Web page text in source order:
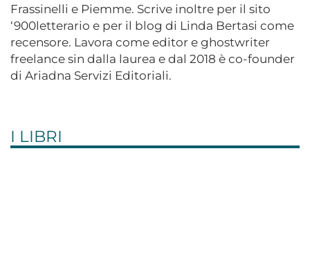
Frassinelli e Piemme. Scrive inoltre per il sito
‘900letterario e per il blog di Linda Bertasi come
recensore. Lavora come editor e ghostwriter
freelance sin dalla laurea e dal 2018 è co-founder
di Ariadna Servizi Editoriali.
I LIBRI